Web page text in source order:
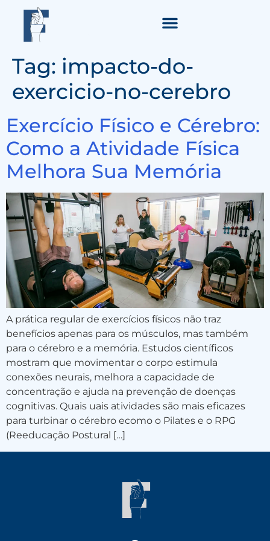
Tag: impacto-do-
exercicio-no-cerebro
Exercício Físico e Cérebro:
Como a Atividade Física
Melhora Sua Memória
A prática regular de exercícios físicos não traz
benefícios apenas para os músculos, mas também
para o cérebro e a memória. Estudos científicos
mostram que movimentar o corpo estimula
conexões neurais, melhora a capacidade de
concentração e ajuda na prevenção de doenças
cognitivas. Quais uais atividades são mais eficazes
para turbinar o cérebro ecomo o Pilates e o RPG
(Reeducação Postural […]